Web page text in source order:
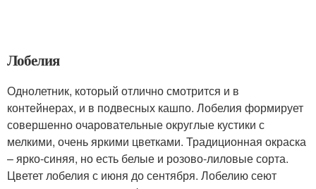
Лобелия
Однолетник, который отлично смотрится и в
контейнерах, и в подвесных кашпо. Лобелия формирует
совершенно очаровательные округлые кустики с
мелкими, очень яркими цветками. Традиционная окраска
– ярко-синяя, но есть белые и розово-лиловые сорта.
Цветет лобелия с июня до сентября. Лобелию сеют